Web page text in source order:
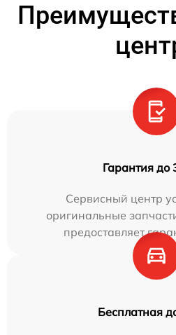
Гарантия до
Сервисный центр
оригинальные
предоставляет
Бесплатная